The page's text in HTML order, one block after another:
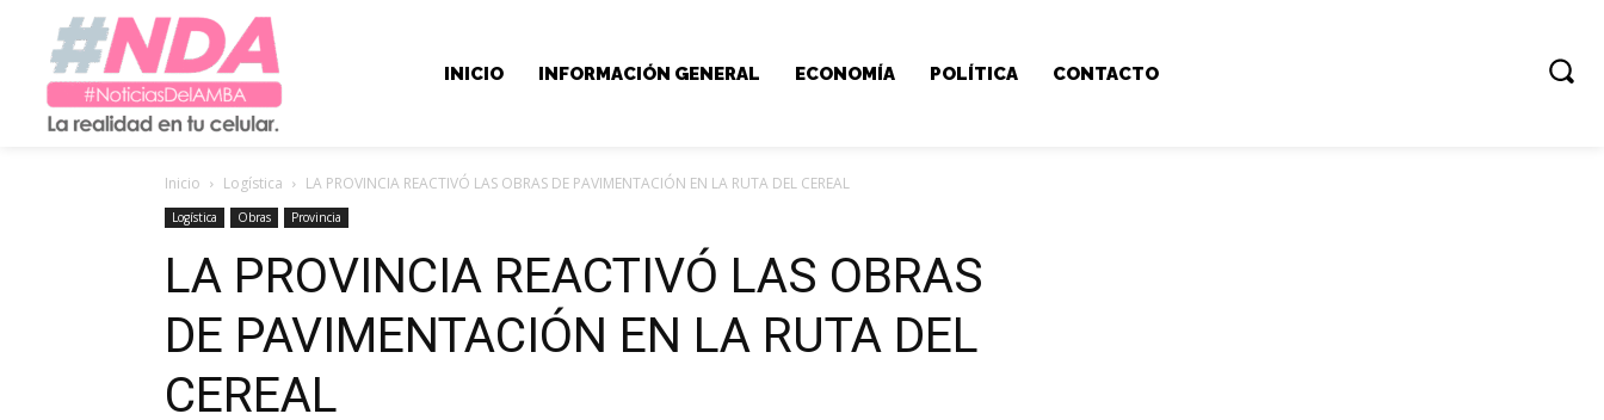
INICIO INFORMACIÓN GENERAL ECONOMÍA POLÍTICA CONTACTO
Inicio Logística LA PROVINCIA REACTIVÓ LAS OBRAS DE PAVIMENTACIÓN EN LA RUTA DEL CEREAL
Logística Obras Provincia
LA PROVINCIA REACTIVÓ LAS OBRAS
DE PAVIMENTACIÓN EN LA RUTA DEL
CEREAL